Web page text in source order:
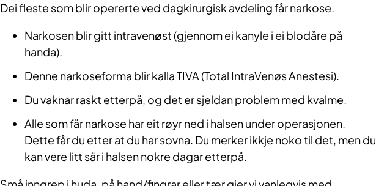
Dei fleste som blir opererte ved dagkirurgisk avdeling får narkose.
Narkosen blir gitt intravenøst (gjennom ei kanyle i ei blodåre på
handa).
Denne narkoseforma blir kalla TIVA (Total IntraVenøs Anestesi).
Du vaknar raskt etterpå, og det er sjeldan problem med kvalme.
Alle som får narkose har eit røyr ned i halsen under operasjonen.
Dette får du etter at du har sovna. Du merker ikkje noko til det, men du
kan vere litt sår i halsen nokre dagar etterpå.